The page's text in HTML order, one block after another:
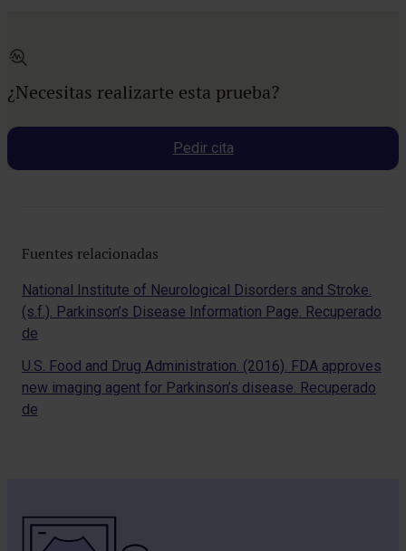
¿Necesitas realizarte esta prueba?
Pedir cita
Fuentes relacionadas
National Institute of Neurological Disorders and Stroke.
(s.f.). Parkinson’s Disease Information Page. Recuperado
de
U.S. Food and Drug Administration. (2016). FDA approves
new imaging agent for Parkinson’s disease. Recuperado
de